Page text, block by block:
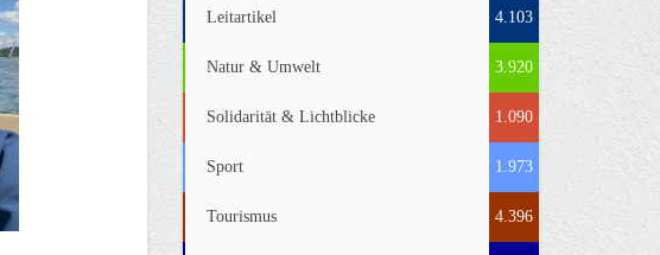
Leitartikel 4.103
Natur & Umwelt 3.920
Solidarität & Lichtblicke 1.090
Sport 1.973
Tourismus 4.396